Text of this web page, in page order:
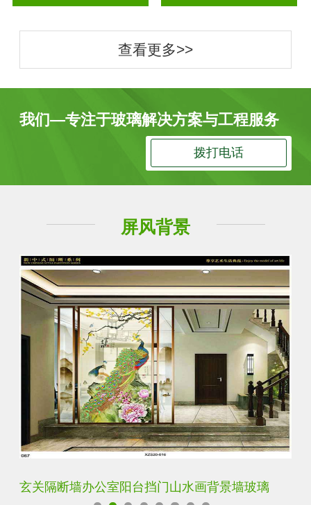
查看更多>>
我们—专注于玻璃解决方案与工程服务
拨打电话
屏风背景
玄关隔断墙办公室阳台挡门山水画背景墙玻璃